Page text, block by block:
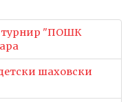
турнир "ПОШК
шаховски